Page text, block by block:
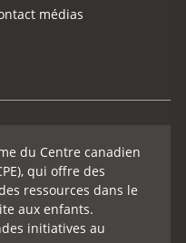
médias
du Centre canadien
qui offre des
ressources dans le
aux enfants.
initiatives au